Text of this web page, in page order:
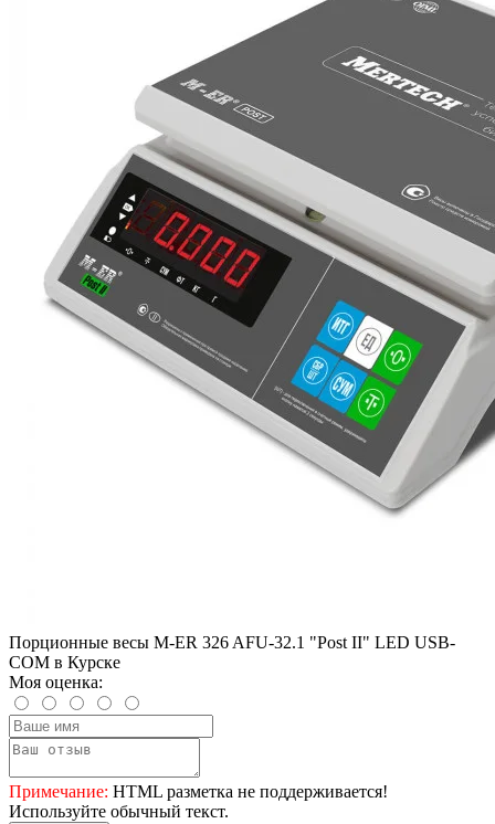
Порционные весы M-ER 326 AFU-32.1 "Post II" LED USB-
COM в Курске
Моя оценка:
Примечание: HTML разметка не поддерживается!
Используйте обычный текст.